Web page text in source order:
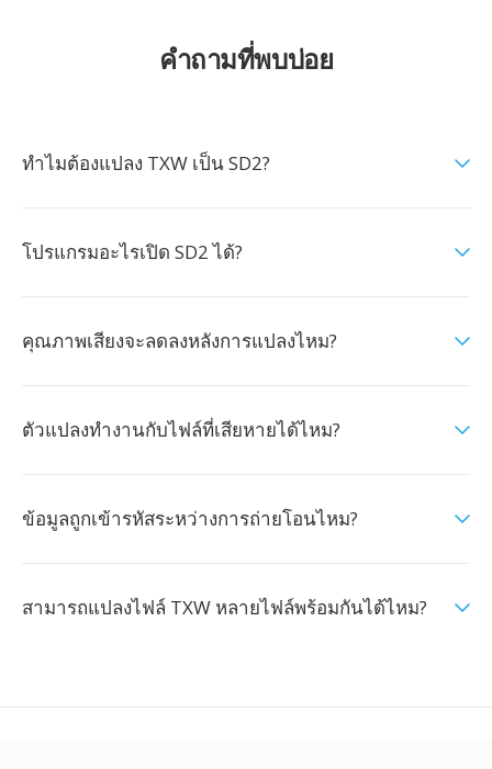
คำถามที่พบบ่อย
ทำไมต้องแปลง TXW เป็น SD2?
โปรแกรมอะไรเปิด SD2 ได้?
คุณภาพเสียงจะลดลงหลังการแปลงไหม?
ตัวแปลงทำงานกับไฟล์ที่เสียหายได้ไหม?
ข้อมูลถูกเข้ารหัสระหว่างการถ่ายโอนไหม?
สามารถแปลงไฟล์ TXW หลายไฟล์พร้อมกันได้ไหม?